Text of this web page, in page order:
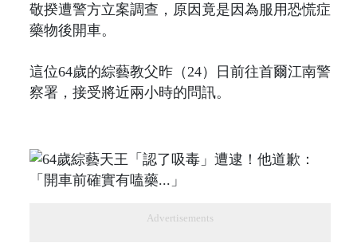
敬揆遭警方立案調查，原因竟是因為服用恐慌症
藥物後開車。
這位64歲的綜藝教父昨（24）日前往首爾江南警
察署，接受將近兩小時的問訊。
Advertisements